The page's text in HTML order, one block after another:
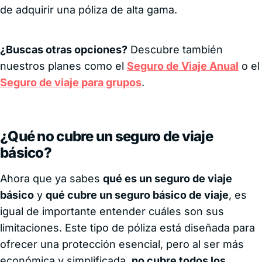
de adquirir una póliza de alta gama.
¿Buscas otras opciones? Descubre también
nuestros planes como el Seguro de Viaje Anual o el
Seguro de viaje para grupos.
¿Qué no cubre un seguro de viaje
básico?
Ahora que ya sabes qué es un seguro de viaje
básico y qué cubre un seguro básico de viaje, es
igual de importante entender cuáles son sus
limitaciones. Este tipo de póliza está diseñada para
ofrecer una protección esencial, pero al ser más